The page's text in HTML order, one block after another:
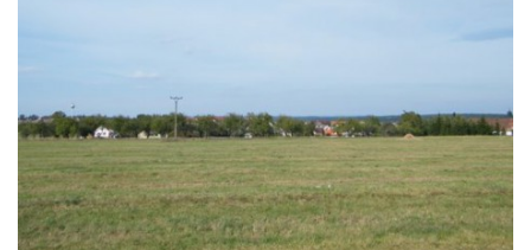
WEBOVÁ KAMERA
VIDEA Z DRONU